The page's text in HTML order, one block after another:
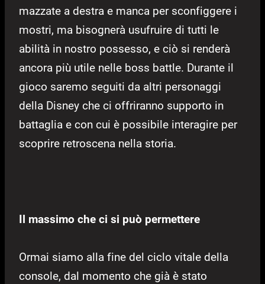
mazzate a destra e manca per sconfiggere i
mostri, ma bisognerà usufruire di tutti le
abilità in nostro possesso, e ciò si renderà
ancora più utile nelle boss battle. Durante il
gioco saremo seguiti da altri personaggi
della Disney che ci offriranno supporto in
battaglia e con cui è possibile interagire per
scoprire retroscena nella storia.
Il massimo che ci si può permettere
Ormai siamo alla fine del ciclo vitale della
console, dal momento che già è stato